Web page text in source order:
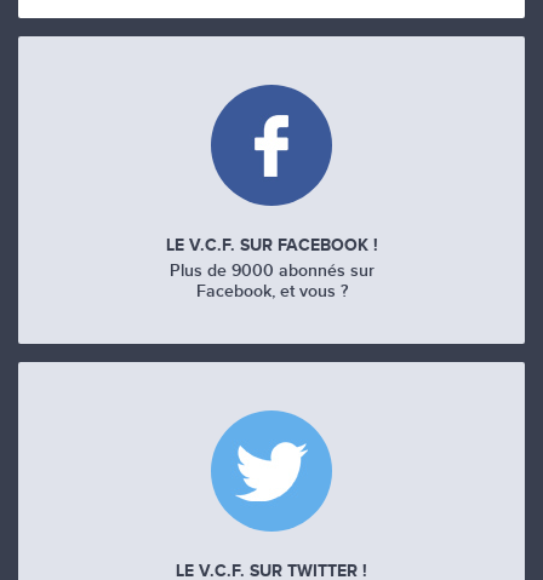
LE V.C.F. SUR FACEBOOK !
Plus de 9000 abonnés sur
Facebook, et vous ?
LE V.C.F. SUR TWITTER !